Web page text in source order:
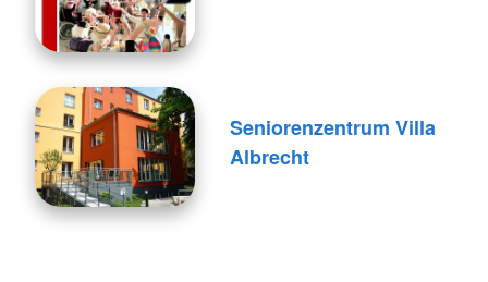
Seniorenzentrum Villa
Albrecht